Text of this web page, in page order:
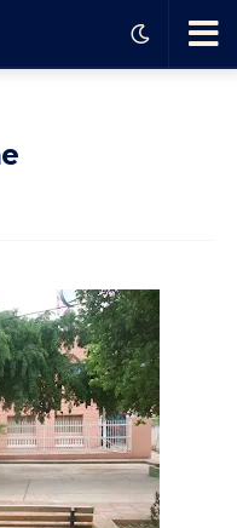
con
el
pro
gra